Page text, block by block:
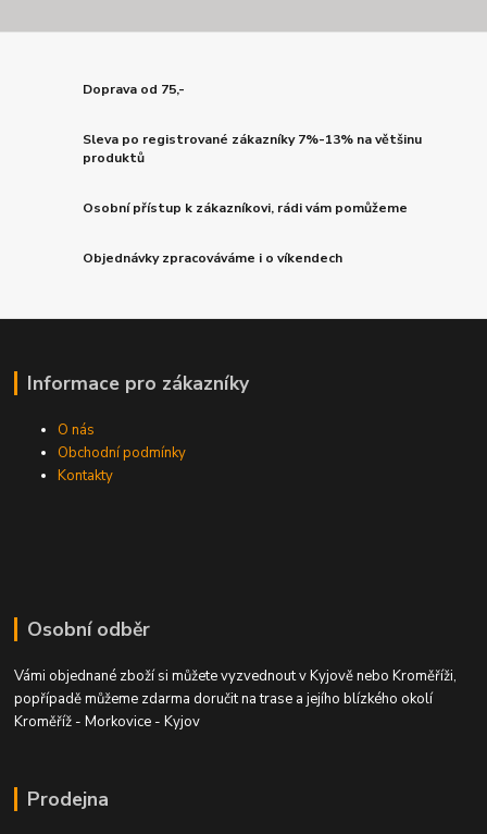
Doprava od 75,-
Sleva po registrované zákazníky 7%-13% na většinu
produktů
Osobní přístup k zákazníkovi, rádi vám pomůžeme
Objednávky zpracováváme i o víkendech
Informace pro zákazníky
O nás
Obchodní podmínky
Kontakty
Osobní odběr
Vámi objednané zboží si můžete vyzvednout v Kyjově nebo Kroměříži,
popřípadě můžeme zdarma doručit na trase a jejího blízkého okolí
Kroměříž - Morkovice - Kyjov
Prodejna